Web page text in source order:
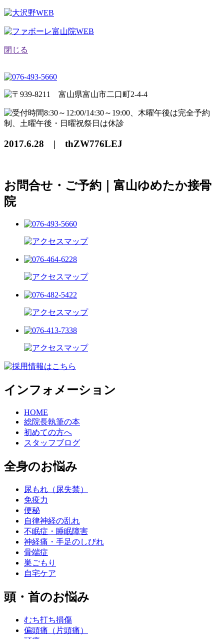
閉じる
2017.6.28 | thZW776LEJ
お問合せ・ご予約｜富山ゆめたか接骨
院
インフォメーション
HOME
総院長執筆の本
初めての方へ
スタッフブログ
全身のお悩み
尿もれ（尿失禁）
免疫力
便秘
自律神経の乱れ
不眠症・睡眠障害
神経痛・手足のしびれ
骨端症
巣ごもり
自宅ケア
頭・首のお悩み
むち打ち損傷
偏頭痛（片頭痛）